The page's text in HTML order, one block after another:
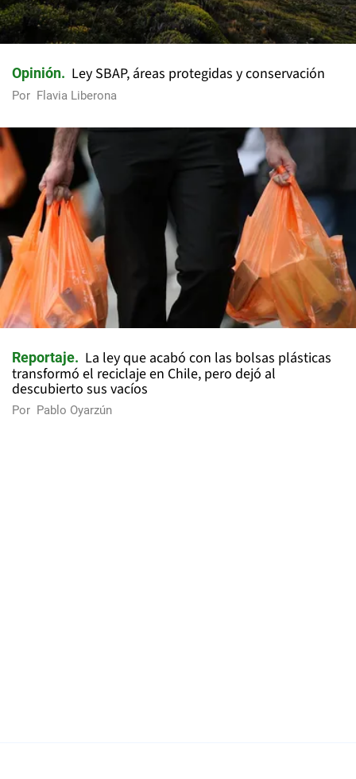
Opinión Ley SBAP, áreas protegidas y conservación
Por Flavia Liberona
Reportaje
La ley que acabó con las bolsas plásticas
transformó el reciclaje en Chile, pero dejó al
descubierto sus vacíos
Por Pablo Oyarzún